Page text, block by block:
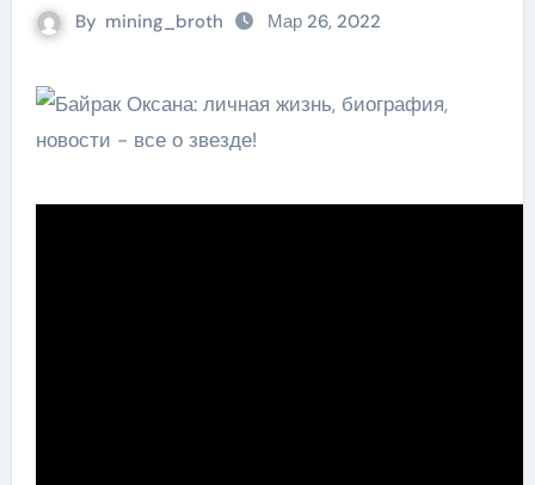
By mining_broth Мар 26, 2022